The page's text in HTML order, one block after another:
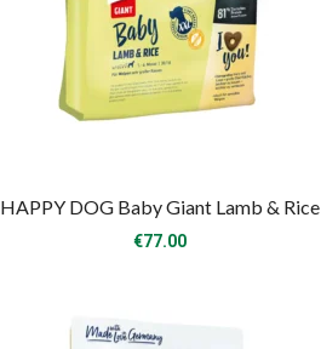
HAPPY DOG Baby Giant Lamb & Rice
€77.00